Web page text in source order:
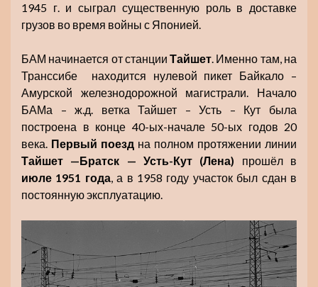
1945 г. и сыграл существенную роль в доставке
грузов во время войны с Японией.
БАМ начинается от станцииТайшет. Именно там, на
Транссибе находится нулевой пикет Байкало –
Амурской железнодорожной магистрали. Начало
БАМа – ж.д. ветка Тайшет – Усть – Кут была
построена в конце 40-ых-начале 50-ых годов 20
века. Первый поезд на полном протяжении линии
Тайшет —Братск — Усть-Кут (Лена) прошёл в
июле 1951 года, а в 1958 году участок был сдан в
постоянную эксплуатацию.